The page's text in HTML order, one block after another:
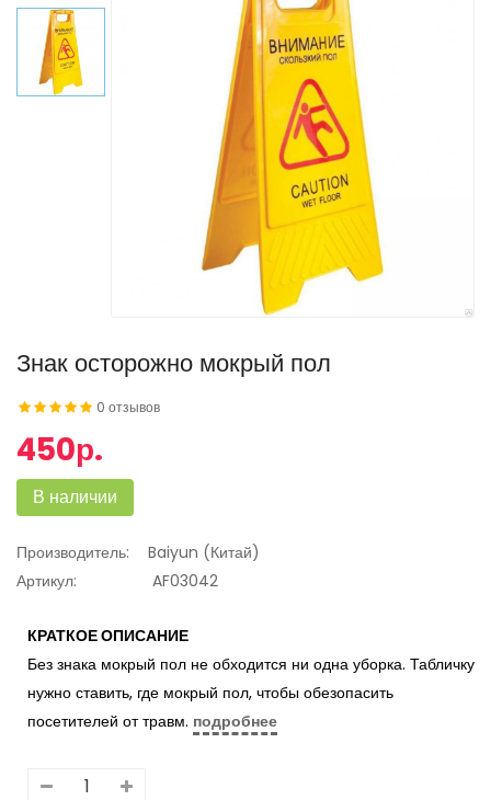
Знак осторожно мокрый пол
0 отзывов
450р.
В наличии
Производитель:
Baiyun (Китай)
Артикул:
AF03042
КРАТКОЕ ОПИСАНИЕ
Без знака мокрый пол не обходится ни одна уборка. Табличку
нужно ставить, где мокрый пол, чтобы обезопасить
посетителей от травм. подробнее